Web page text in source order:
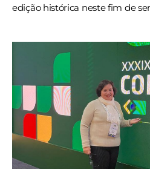
edição histórica neste fim de